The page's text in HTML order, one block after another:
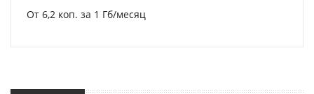
От 6,2 коп. за 1 Гб/месяц